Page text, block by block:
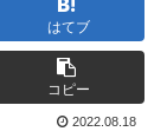
はてブ
コピー
2022.08.18